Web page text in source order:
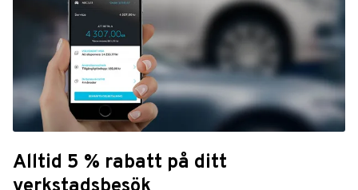
Alltid 5 % rabatt på ditt